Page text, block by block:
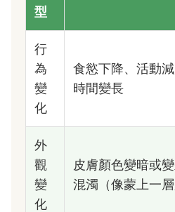
型
行
為
變
化
食慾下降、活動
時間變長
外
觀
變
化
皮膚顏色變暗或
混濁（像蒙上一層